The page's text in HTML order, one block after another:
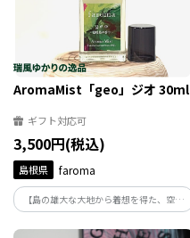
AromaMist「geo」ジオ 30ml
ギフト対応可
3,500円(税込)
島根県 faroma
【島の雄大な大地から着想を得た、空間
のためのアロマ】